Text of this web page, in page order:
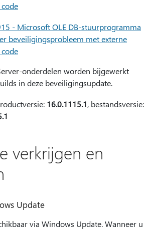
- Microsoft OLE DB-stuurprogramma
beveiligingsprobleem met externe
onderdelen worden bijgewerkt
in deze beveiligingsupdate.
16.0.1115.1, bestandsversie:
verkrijgen en
Update
via Windows Update. Wanneer u